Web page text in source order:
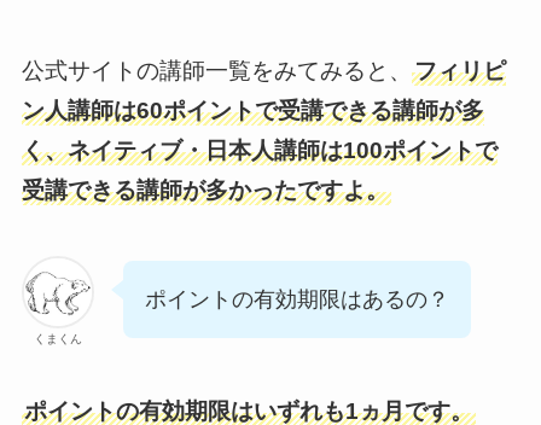
公式サイトの講師一覧をみてみると、 フィリピ
ン人講師は60ポイントで受講できる講師が多
く、ネイティブ・日本人講師は100ポイントで
受講できる講師が多かったですよ。
くまくん
ポイントの有効期限はあるの？
ポイントの有効期限はいずれも1ヵ月です。